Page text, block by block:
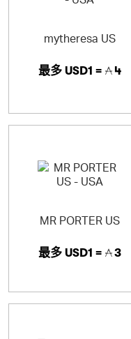
mytheresa US
最多USD1 = 4
MR PORTER US
最多USD1 = 3